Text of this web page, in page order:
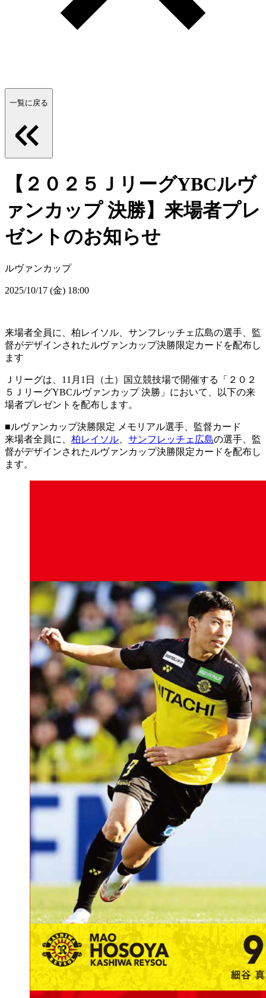
一覧に戻る
【２０２５ＪリーグYBCルヴ
ァンカップ 決勝】来場者プレ
ゼントのお知らせ
ルヴァンカップ
2025/10/17 (金) 18:00
来場者全員に、柏レイソル、サンフレッチェ広島の選手、監
督がデザインされたルヴァンカップ決勝限定カードを配布し
ます
Ｊリーグは、11月1日（土）国立競技場で開催する「２０２
５ＪリーグYBCルヴァンカップ 決勝」において、以下の来
場者プレゼントを配布します。
■ルヴァンカップ決勝限定 メモリアル選手、監督カード
来場者全員に、 柏レイソル サンフレッチェ広島の選手、監
督がデザインされたルヴァンカップ決勝限定カードを配布し
ます。